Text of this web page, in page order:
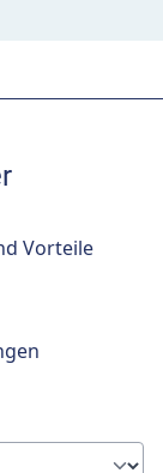
Vorteile